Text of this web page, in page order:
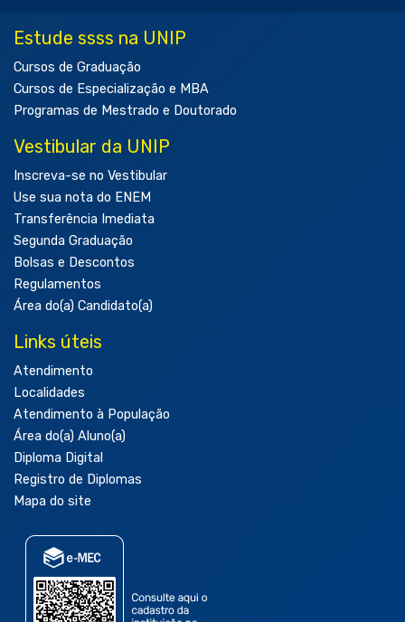
Estude ssss na UNIP
Cursos de Graduação
Cursos de Especialização e MBA
Programas de Mestrado e Doutorado
Vestibular da UNIP
Inscreva-se no Vestibular
Use sua nota do ENEM
Transferência Imediata
Segunda Graduação
Bolsas e Descontos
Regulamentos
Área do(a) Candidato(a)
Links úteis
Atendimento
Localidades
Atendimento à População
Área do(a) Aluno(a)
Diploma Digital
Registro de Diplomas
Mapa do site